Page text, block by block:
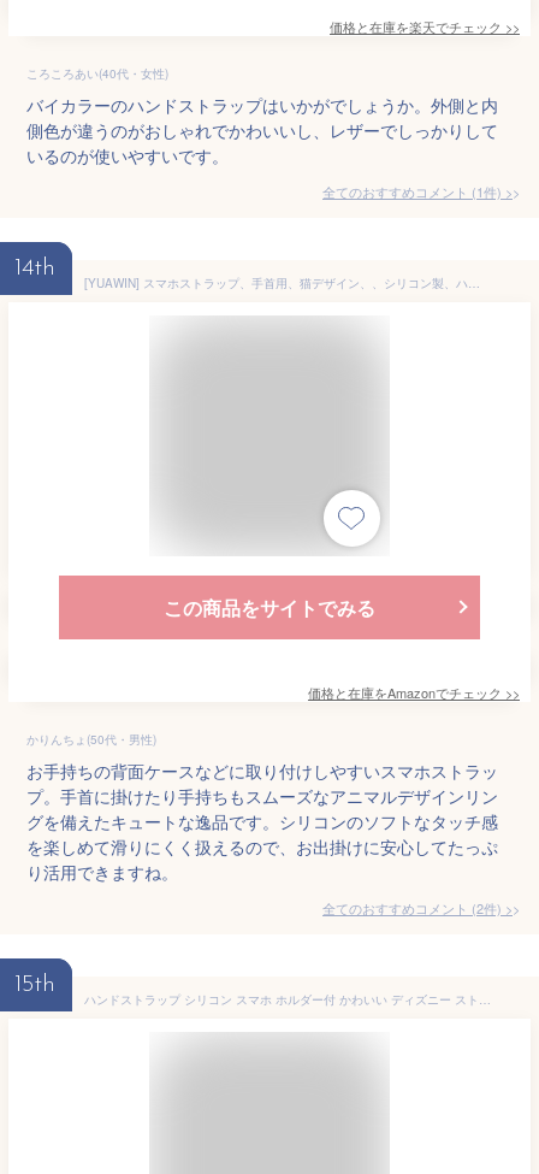
価格と在庫を楽天でチェック >>
ころころあい(40代・女性)
バイカラーのハンドストラップはいかがでしょうか。外側と内
側色が違うのがおしゃれでかわいいし、レザーでしっかりして
いるのが使いやすいです。
全てのおすすめコメント (1件) >
14th
[YUAWIN] スマホストラップ、手首用、猫デザイン、、シリコン製、ハンドストラップ、スマホリング、落下防止、かわいい (ブラック)
この商品をサイトでみる
価格と在庫をAmazonでチェック >>
かりんちょ(50代・男性)
お手持ちの背面ケースなどに取り付けしやすいスマホストラッ
プ。手首に掛けたり手持ちもスムーズなアニマルデザインリン
グを備えたキュートな逸品です。シリコンのソフトなタッチ感
を楽しめて滑りにくく扱えるので、お出掛けに安心してたっぷ
り活用できますね。
全てのおすすめコメント (2件) >
15th
ハンドストラップ シリコン スマホ ホルダー付 かわいい ディズニー ストラップ 手首 やわらかい 可愛い ミッキーマウス ミニーマウス くまのプーさん アリエル エイリアン リングストラップ おしゃれ スマホストラップ リング 送料無料